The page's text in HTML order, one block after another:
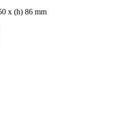
x (h) 86 mm